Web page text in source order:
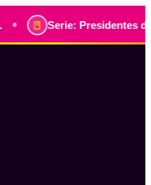
Serie: Presidentes de